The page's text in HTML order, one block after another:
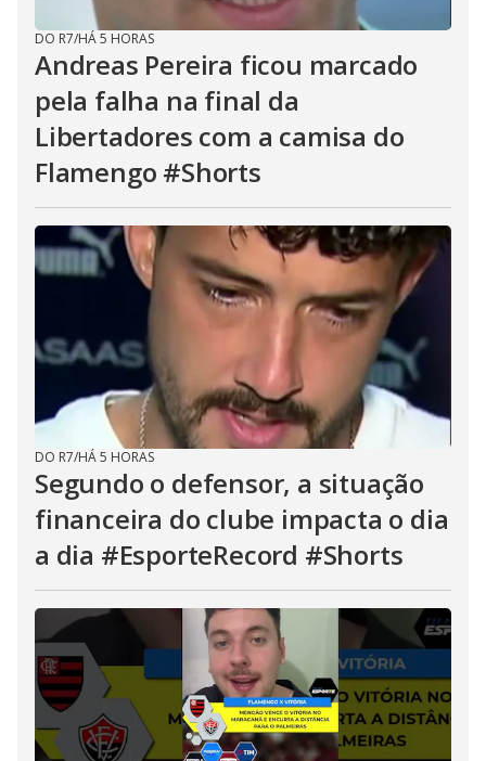
DO R7/HÁ 5 HORAS
Andreas Pereira ficou marcado
pela falha na final da
Libertadores com a camisa do
Flamengo #Shorts
DO R7/HÁ 5 HORAS
Segundo o defensor, a situação
financeira do clube impacta o dia
a dia #EsporteRecord #Shorts